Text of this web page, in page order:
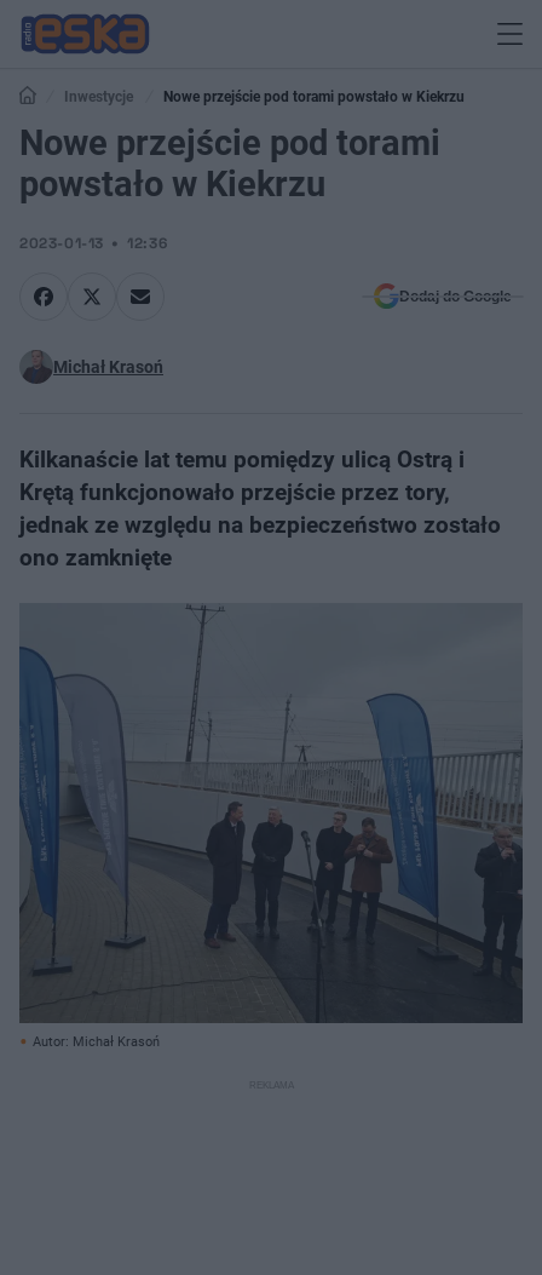
Inwestycje Nowe przejście pod torami powstało w Kiekrzu
Nowe przejście pod torami
powstało w Kiekrzu
2023-01-13 12:36
Dodaj do Google
Michał Krasoń
Kilkanaście lat temu pomiędzy ulicą Ostrą i
Krętą funkcjonowało przejście przez tory,
jednak ze względu na bezpieczeństwo zostało
ono zamknięte
Autor: Michał Krasoń